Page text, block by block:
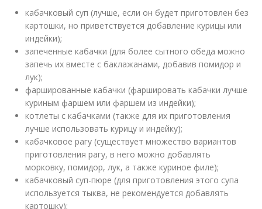
кабачковый суп (лучше, если он будет приготовлен без
картошки, но приветствуется добавление курицы или
индейки);
запеченные кабачки (для более сытного обеда можно
запечь их вместе с баклажанами, добавив помидор и
лук);
фаршированные кабачки (фаршировать кабачки лучше
куриным фаршем или фаршем из индейки);
котлеты с кабачками (также для их приготовления
лучше использовать курицу и индейку);
кабачковое рагу (существует множество вариантов
приготовления рагу, в него можно добавлять
морковку, помидор, лук, а также куриное филе);
кабачковый суп-пюре (для приготовления этого супа
используется тыква, не рекомендуется добавлять
картошку);